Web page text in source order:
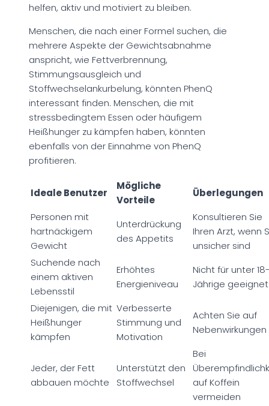
helfen, aktiv und motiviert zu bleiben.
Menschen, die nach einer Formel suchen, die
mehrere Aspekte der Gewichtsabnahme
anspricht, wie Fettverbrennung,
Stimmungsausgleich und
Stoffwechselankurbelung, könnten PhenQ
interessant finden. Menschen, die mit
stressbedingtem Essen oder häufigem
Heißhunger zu kämpfen haben, könnten
ebenfalls von der Einnahme von PhenQ
profitieren.
Ideale Benutzer
Mögliche
Vorteile
Überlegungen
Personen mit
hartnäckigem
Gewicht
Unterdrückung
des Appetits
Konsultieren Sie
Ihren Arzt, wenn
unsicher sind
Suchende nach
einem aktiven
Lebensstil
Erhöhtes
Energieniveau
Nicht für unter
Jährige geeignet
Diejenigen, die mit
Heißhunger
kämpfen
Verbesserte
Stimmung und
Motivation
Achten Sie auf
Nebenwirkungen
Jeder, der Fett
abbauen möchte
Unterstützt den
Stoffwechsel
Bei
auf Koffein
vermeiden